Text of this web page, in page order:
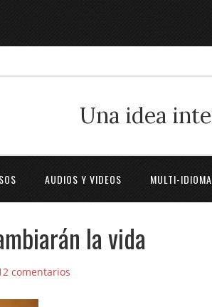
Una idea
AUDIOS Y VIDEOS MULTI-IDIOMA
la vida
comentarios